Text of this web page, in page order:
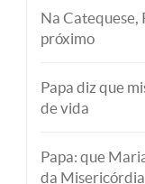
Na Catequese,
próximo
Papa diz que
de vida
Papa: que
da Misericórdia